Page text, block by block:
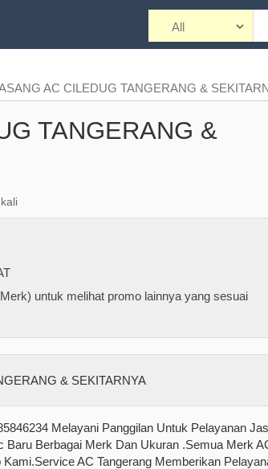
AC CILEDUG TANGERANG &
TANGERANG &
untuk melihat promo lainnya yang sesuai
Melayani Panggilan Untuk Pelayanan
Berbagai Merk Dan Ukuran .Semua Merk
AC Tangerang Memberikan